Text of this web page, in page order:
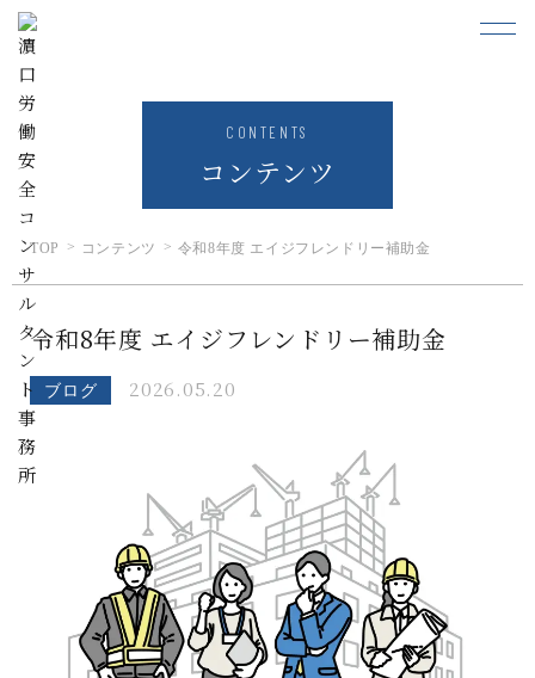
CONTENTS
コンテンツ
TOP コンテンツ 令和8年度 エイジフレンドリー補助金
令和8年度 エイジフレンドリー補助金
ブログ 2026.05.20